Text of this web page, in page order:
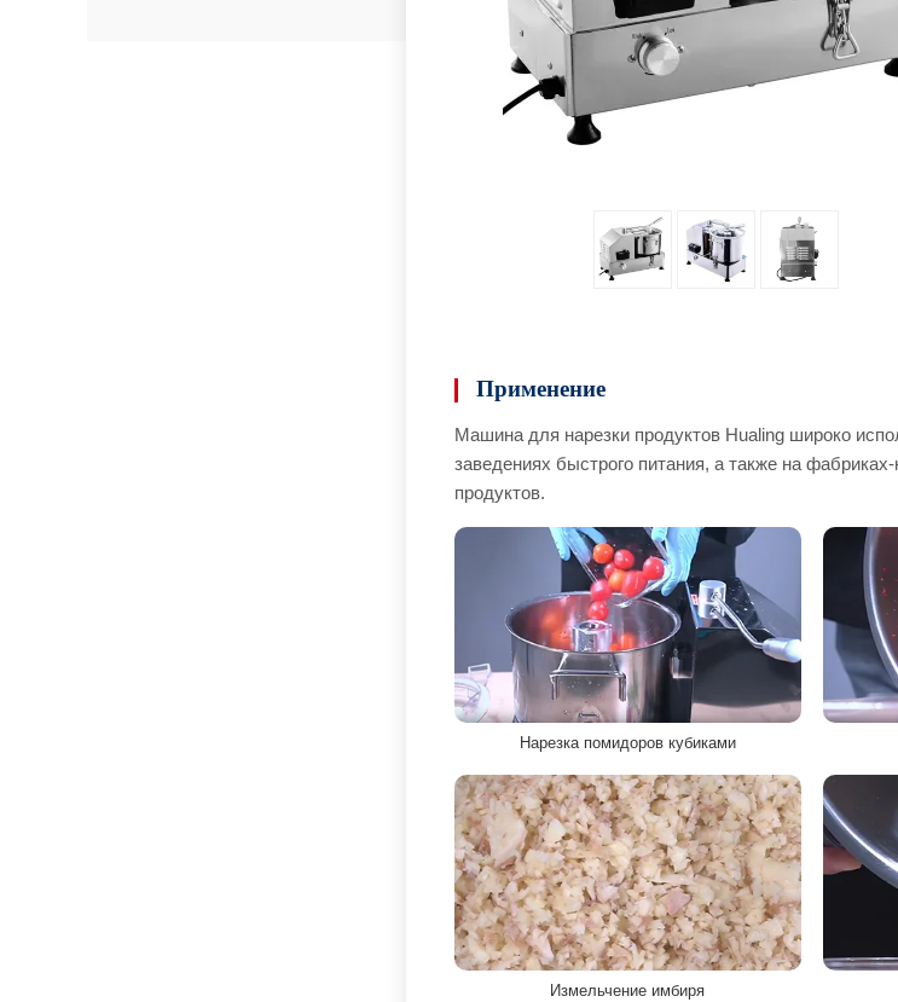
Применение
Машина для нарезки продуктов Hualing широко
заведениях быстрого питания, а также на
продуктов.
Нарезка помидоров кубиками
Измельчение имбиря